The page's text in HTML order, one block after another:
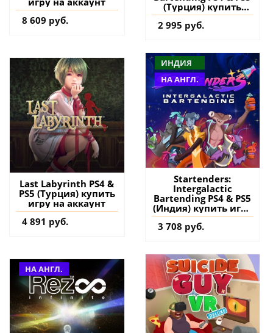
8 609 руб.
(Турция) купить
игру на аккаунт
2 995 руб.
Last Labyrinth PS4 &
PS5 (Турция) купить
игру на аккаунт
4 891 руб.
ИНДИЯ
НА АНГЛ.
Startenders:
Intergalactic
Bartending PS4 & PS5
(Индия) купить игру
на аккаунт
3 708 руб.
НА АНГЛ.